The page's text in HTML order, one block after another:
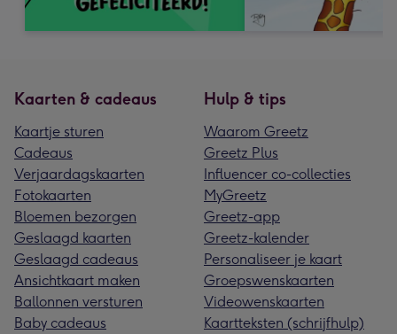
Kaarten & cadeaus
Kaartje sturen
Cadeaus
Verjaardagskaarten
Fotokaarten
Bloemen bezorgen
Geslaagd kaarten
Geslaagd cadeaus
Ansichtkaart maken
Ballonnen versturen
Baby cadeaus
Hulp & tips
Waarom Greetz
Greetz Plus
Influencer co-collecties
MyGreetz
Greetz-app
Greetz-kalender
Personaliseer je kaart
Groepswenskaarten
Videowenskaarten
Kaartteksten (schrijfhulp)